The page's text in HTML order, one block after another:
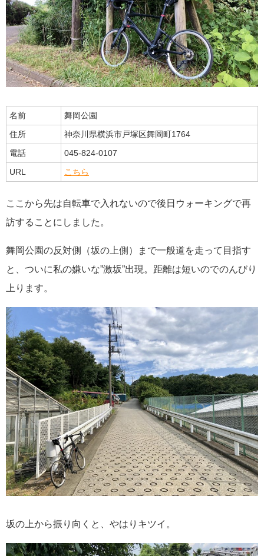
名前
舞岡公園
住所
神奈川県横浜市戸塚区舞岡町1764
電話
045-824-0107
URL
こちら
ここから先は自転車で入れないので後日ウォーキングで再
訪することにしました。
舞岡公園の反対側（坂の上側）まで一般道を走って目指す
と、ついに私の嫌いな”激坂”出現。距離は短いのでのんびり
上ります。
坂の上から振り向くと、やはりキツイ。